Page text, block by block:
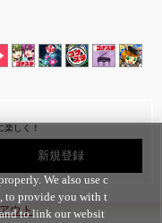
しく！
新規登録
ウト
We also use c
to provide you with t
to link our websit